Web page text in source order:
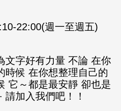
22:00(週一至週五)
文字好有力量 不論 在你
時候 在你想整理自己的
它～都是最安靜 卻也是
加入我們吧！！